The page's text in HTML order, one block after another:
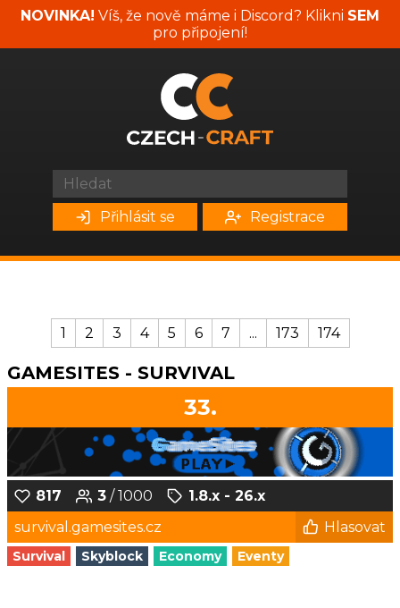
NOVINKA! Víš, že nově máme i Discord? Klikni SEM
pro připojení!
Přihlásit se Registrace
1 2 3 4 5 6 7 ... 173 174
GAMESITES - SURVIVAL
33.
817 3 / 1000
1.8.x - 26.x
survival.gamesites.cz
Hlasovat
Survival Skyblock Economy Eventy